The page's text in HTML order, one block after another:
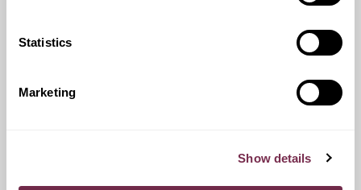
Statistics
Marketing
Show details
anche con pneumatici termici (se montabili sui cerchi in
dotazione), o in alternativa, qualora fosse possibile, con